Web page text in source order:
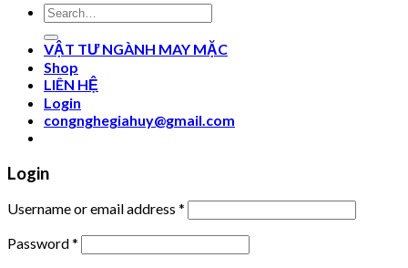
Search
for:
VẬT TƯ NGÀNH MAY MẶC
Shop
LIÊN HỆ
Login
congnghegiahuy@gmail.com
Login
Username or email address *
Password*